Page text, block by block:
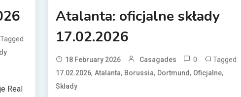
Tagged
Real
Atalanta: oficjalne składy
17.02.2026
18 February 2026 Casagades 0 Tagged
17.02.2026,Atalanta, Borussia, Dortmund, Oficjalne,
Składy